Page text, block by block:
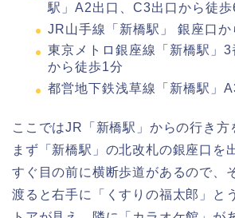
駅」A2出口、C3出口から徒歩
JR山手線「新橋駅」 銀座口か
東京メトロ銀座線「新橋駅」3
から徒歩1分
都営地下鉄浅草線「新橋駅」
ここではJR「新橋駅」からの行き方
まず「新橋駅」の北改札の銀座口を
すぐ目の前に横断歩道があるので、
渡ると右手に「くすりの福太郎」と